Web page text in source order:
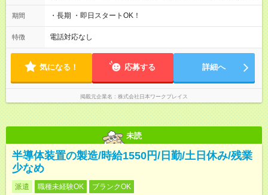
分）
期間 ・長期 ・即日スタートOK！
特徴 電話対応なし
気になる！ 応募する 詳細へ
掲載元企業名 株式会社日本ワークプレイス
未読
半導体装置の製造/時給1550円/日勤/土日休み/残業
少なめ
派遣 職種未経験OK ブランクOK